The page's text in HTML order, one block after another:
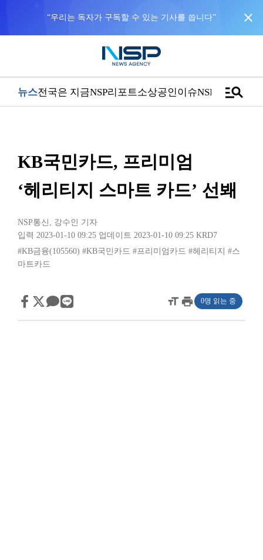
close
뉴스전국은 지금NSP리포트소상공인이슈NSPTVmanage_search
KB국민카드, 프리미엄
‘헤리티지 스마트 카드’ 선봬
NSP통신 , 강수인 기자
입력 2023-01-10 09:25 업데이트 2023-01-10 09:25 KRD7
#KB금융(105560) #KB국민카드 #프리미엄카드 #헤리티지 #스
마트카드
format_sizeprint 0명 읽는 중